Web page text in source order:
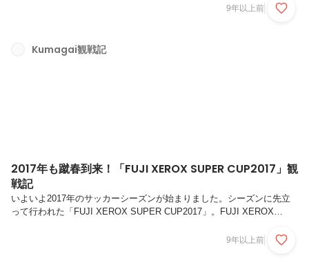
戦は、2017年初。早速、試合会場に向かいます。なんと、試合会場の
は、地域に密着したチームならではですね。いざ会場入り！会場に入る
と、すでに凄い熱気に包まれていました。それもそのはず。チームの発
9年以上前
Kumagai観戦記
2017年も蹴春到来！「FUJI XEROX SUPER CUP2017」観
戦記
いよいよ2017年のサッカーシーズンが始まりました。シーズンに先立
って行われた「FUJI XEROX SUPER CUP2017」。FUJI XEROX
日本サッカー選手権大会の優勝チームが出場するスーパーカップ。※前
9年以上前